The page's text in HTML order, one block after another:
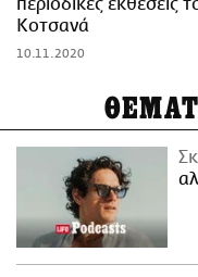
περιοδικές εκθέσεις
Κοτσανά
10.11.2020